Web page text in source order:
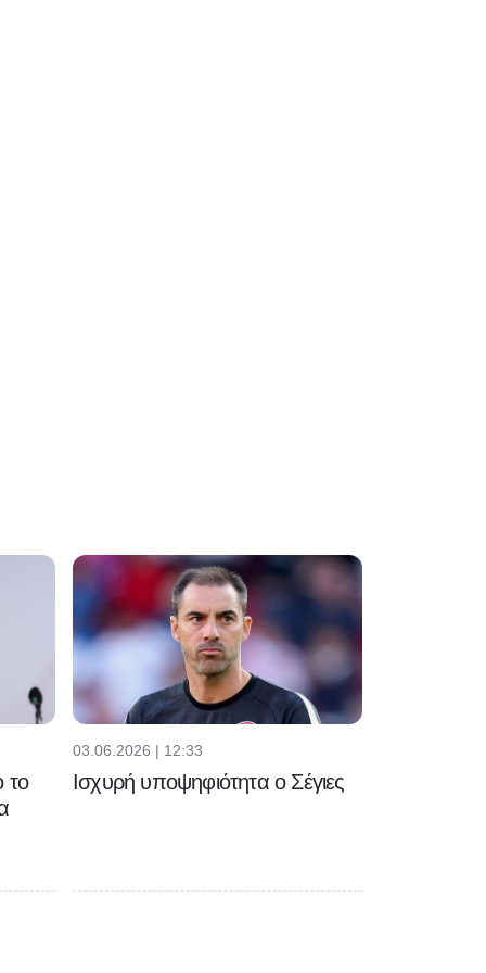
το
03.06.2026 | 12:33
Ισχυρή υποψηφιότητα ο Σέγιες